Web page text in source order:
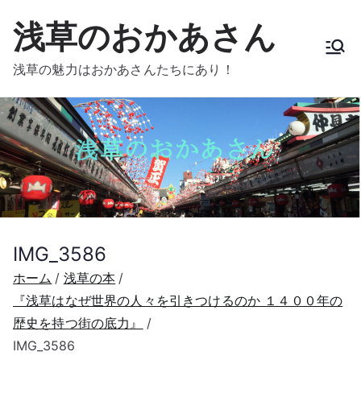
キ
ッ
プ
浅草のおかあさん
浅草の魅力はおかあさんたちにあり！
IMG_3586
ホーム
浅草の本
『浅草はなぜ世界の人々を引きつけるのか １４００年の
歴史を持つ街の底力』
IMG_3586